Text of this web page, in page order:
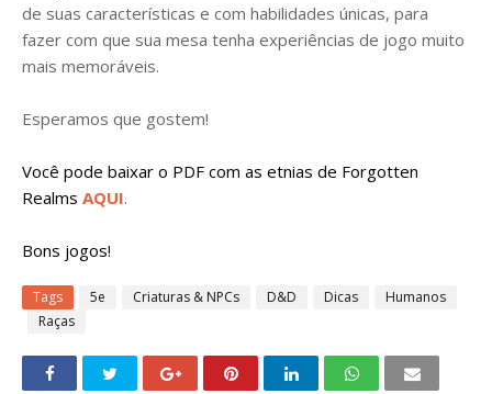
de suas características e com habilidades únicas, para
fazer com que sua mesa tenha experiências de jogo muito
mais memoráveis.
Esperamos que gostem!
Você pode baixar o PDF com as etnias de Forgotten
Realms AQUI.
Bons jogos!
Tags 5e Criaturas & NPCs D&D Dicas
Humanos
Raças